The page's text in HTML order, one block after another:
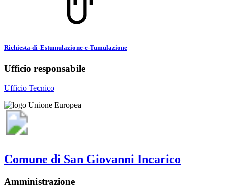
Richiesta-di-Estumulazione-e-Tumulazione
Ufficio responsabile
Ufficio Tecnico
Comune di San Giovanni Incarico
Amministrazione